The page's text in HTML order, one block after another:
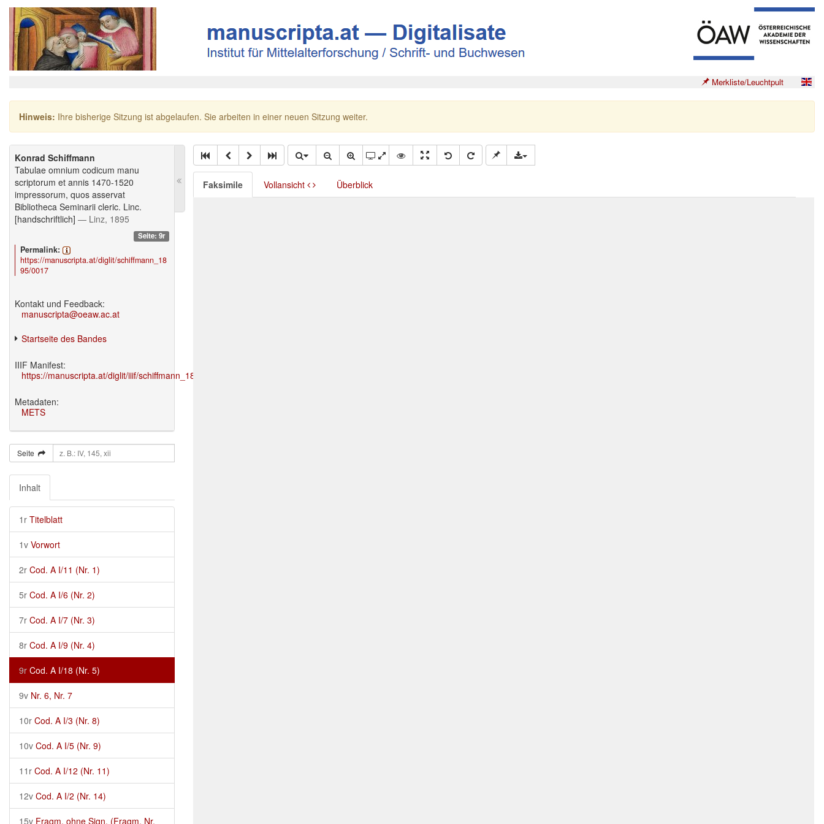
Merkliste/Leuchtpult
Hinweis: Ihre bisherige Sitzung ist abgelaufen. Sie arbeiten in einer neuen Sitzung weiter.
Konrad Schiffmann
Tabulae omnium codicum manu
scriptorum et annis 1470-1520
impressorum, quos asservat
Bibliotheca Seminarii cleric. Linc.
[handschriftlich] — Linz, 1895
Seite: 9r
Permalink:
https://manuscripta.at/diglit/schiffmann_18
95/0017
Kontakt und Feedback:
manuscripta@oeaw.ac.at
Startseite des Bandes
IIIF Manifest:
https://manuscripta.at/diglit/iiif/schiffmann_1895/manifest.json
Metadaten:
METS
Seite
Inhalt
1r Titelblatt
1v Vorwort
2r Cod. A I/11 (Nr. 1)
5r Cod. A I/6 (Nr. 2)
7r Cod. A I/7 (Nr. 3)
8r Cod. A I/9 (Nr. 4)
9r Cod. A I/18 (Nr. 5)
9v Nr. 6, Nr. 7
10r Cod. A I/3 (Nr. 8)
10v Cod. A I/5 (Nr. 9)
11r Cod. A I/12 (Nr. 11)
12v Cod. A I/2 (Nr. 14)
15v Fragm. ohne Sign. (Fragm. Nr.
Faksimile Vollansicht Überblick